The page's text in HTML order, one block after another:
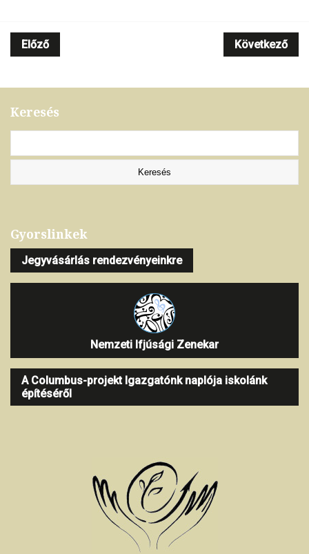
Előző Következő
Keresés
Gyorslinkek
Jegyvásárlás rendezvényeinkre
Nemzeti Ifjúsági Zenekar
A Columbus-projekt Igazgatónk naplója iskolánk
építéséről